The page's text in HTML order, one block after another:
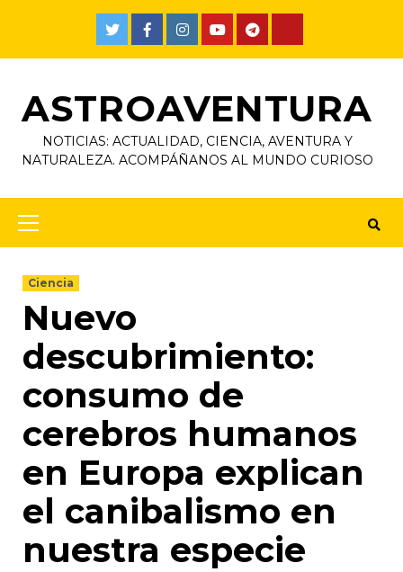
ASTROAVENTURA
NOTICIAS: ACTUALIDAD, CIENCIA, AVENTURA Y
NATURALEZA. ACOMPÁÑANOS AL MUNDO CURIOSO
Ciencia
Nuevo
descubrimiento:
consumo de
cerebros humanos
en Europa explican
el canibalismo en
nuestra especie